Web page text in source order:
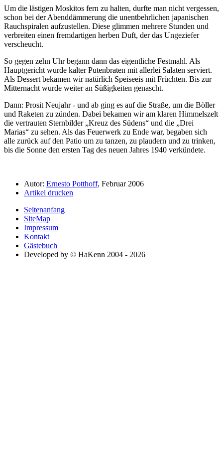
Um die lästigen Moskitos fern zu halten, durfte man nicht vergessen,
schon bei der Abenddämmerung die unentbehrlichen japanischen
Rauchspiralen aufzustellen. Diese glimmen mehrere Stunden und
verbreiten einen fremdartigen herben Duft, der das Ungeziefer
verscheucht.
So gegen zehn Uhr begann dann das eigentliche Festmahl. Als
Hauptgericht wurde kalter Putenbraten mit allerlei Salaten serviert.
Als Dessert bekamen wir natürlich Speiseeis mit Früchten. Bis zur
Mitternacht wurde weiter an Süßigkeiten genascht.
Dann: Prosit Neujahr - und ab ging es auf die Straße, um die Böller
und Raketen zu zünden. Dabei bekamen wir am klaren Himmelszelt
die vertrauten Sternbilder Kreuz des Südens und die
Drei
Marias
zu sehen. Als das Feuerwerk zu Ende war, begaben sich
alle zurück auf den Patio um zu tanzen, zu plaudern und zu trinken,
bis die Sonne den ersten Tag des neuen Jahres 1940 verkündete.
Autor: Ernesto Potthoff, Februar 2006
Artikel drucken
Seitenanfang
SiteMap
Impressum
Kontakt
Gästebuch
Developed by © HaKenn 2004 - 2026